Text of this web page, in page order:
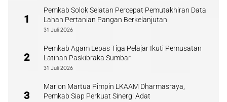
1
Pemkab Solok Selatan Percepat Pemutakhiran Data
Lahan Pertanian Pangan Berkelanjutan
31 Juli 2026
2
Pemkab Agam Lepas Tiga Pelajar Ikuti Pemusatan
Latihan Paskibraka Sumbar
31 Juli 2026
3
Marlon Martua Pimpin LKAAM Dharmasraya,
Pemkab Siap Perkuat Sinergi Adat